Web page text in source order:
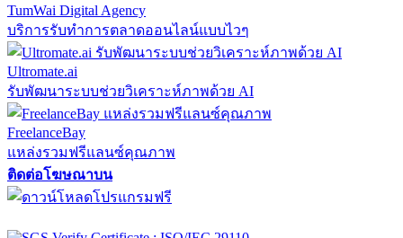
TumWai Digital Agency
บริการรับทำการตลาดออนไลน์แบบไวๆ
Ultromate.ai
รับพัฒนาระบบช่วยวิเคราะห์ภาพด้วย AI
FreelanceBay
แหล่งรวมฟรีแลนซ์คุณภาพ
ติดต่อโฆษณาบน